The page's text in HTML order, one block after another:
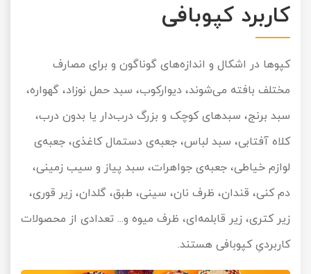
کاربرد کپوبافی
کپوها در اشکال و اندازه‌های گوناگون و برای مصارف
مختلف بافته می‌شوند، دیوارکوب، سبد حمل نوزاد، گهواره،
سبد برنج، سبدهای کوچک و بزرگ درب‌دار یا بدون درب،
کلاه آفتابی، سبد لباس، جعبه‌ی دستمال کاغذی، جعبه‌ی
لوازم خیاطی، جعبه‌ی جواهرات، سبد پیاز و سیب زمینی،
دم کنی، قندان، ظرف نان، سینی، طبق، گلدان، زیر قوری،
زیر کتری، زیر قابلمه‌ای، ظرف میوه و... تعدادی از محصولات
کاربردیِ کپوبافی هستند.